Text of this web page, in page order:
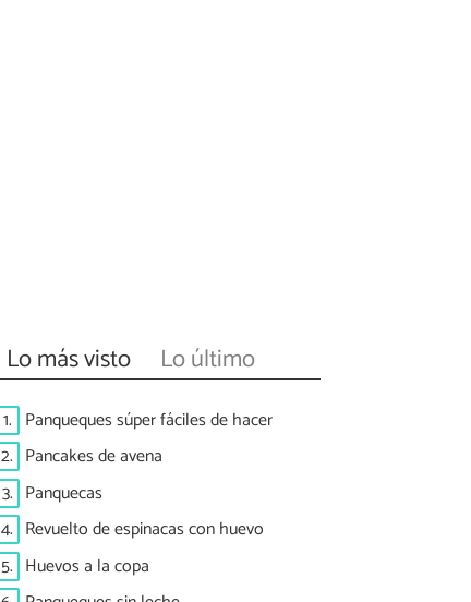
Lo más visto Lo último
1. Panqueques súper fáciles de hacer
2. Pancakes de avena
3. Panquecas
4. Revuelto de espinacas con huevo
5. Huevos a la copa